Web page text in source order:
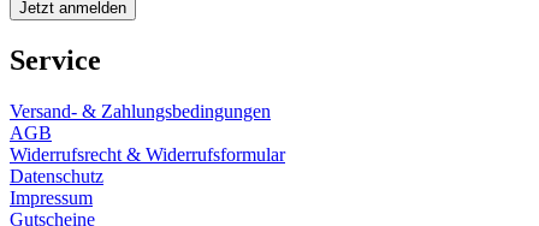
Service
Versand- & Zahlungsbedingungen
AGB
Widerrufsrecht & Widerrufsformular
Datenschutz
Impressum
Gutscheine